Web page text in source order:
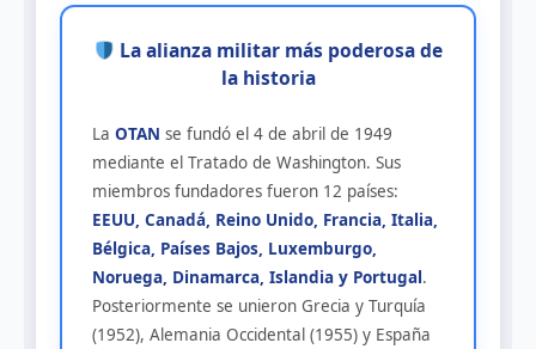
La alianza militar más poderosa de
la historia
La OTAN se fundó el 4 de abril de 1949
mediante el Tratado de Washington. Sus
miembros fundadores fueron 12 países:
EEUU, Canadá, Reino Unido, Francia, Italia,
Bélgica, Países Bajos, Luxemburgo,
Noruega, Dinamarca, Islandia y Portugal.
Posteriormente se unieron Grecia y Turquía
(1952), Alemania Occidental (1955) y España